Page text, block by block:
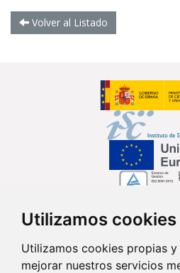
Utilizamos cookies
Utilizamos cookies propias
mejorar nuestros servicios
Volver al Listado
Síguenos